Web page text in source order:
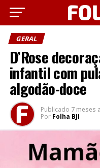
GERAL
D’Rose
infantil com
algodão-doce
Publicado 7 meses
Por Folha BJI